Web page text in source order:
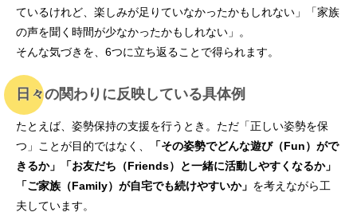
ているけれど、楽しみが足りていなかったかもしれない」「家族
の声を聞く時間が少なかったかもしれない」。
そんな気づきを、6つに立ち返ることで得られます。
日々の関わりに反映している具体例
たとえば、姿勢保持の支援を行うとき。ただ「正しい姿勢を保
つ」ことが目的ではなく、
「その姿勢でどんな遊び（Fun）がで
きるか」「お友だち（Friends）と一緒に活動しやすくなるか」
「ご家族（Family）が自宅でも続けやすいか」 を考えながら工
夫しています。